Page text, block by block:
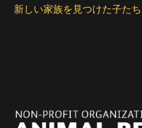
新しい家族を見つけた子たち